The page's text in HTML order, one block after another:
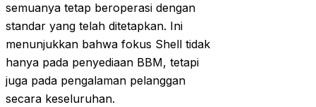
semuanya tetap beroperasi dengan
standar yang telah ditetapkan. Ini
menunjukkan bahwa fokus Shell tidak
hanya pada penyediaan BBM, tetapi
juga pada pengalaman pelanggan
secara keseluruhan.